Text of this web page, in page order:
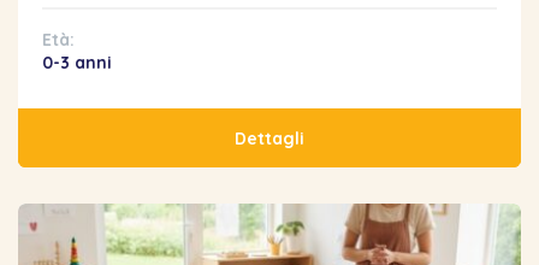
Età:
0-3 anni
Dettagli